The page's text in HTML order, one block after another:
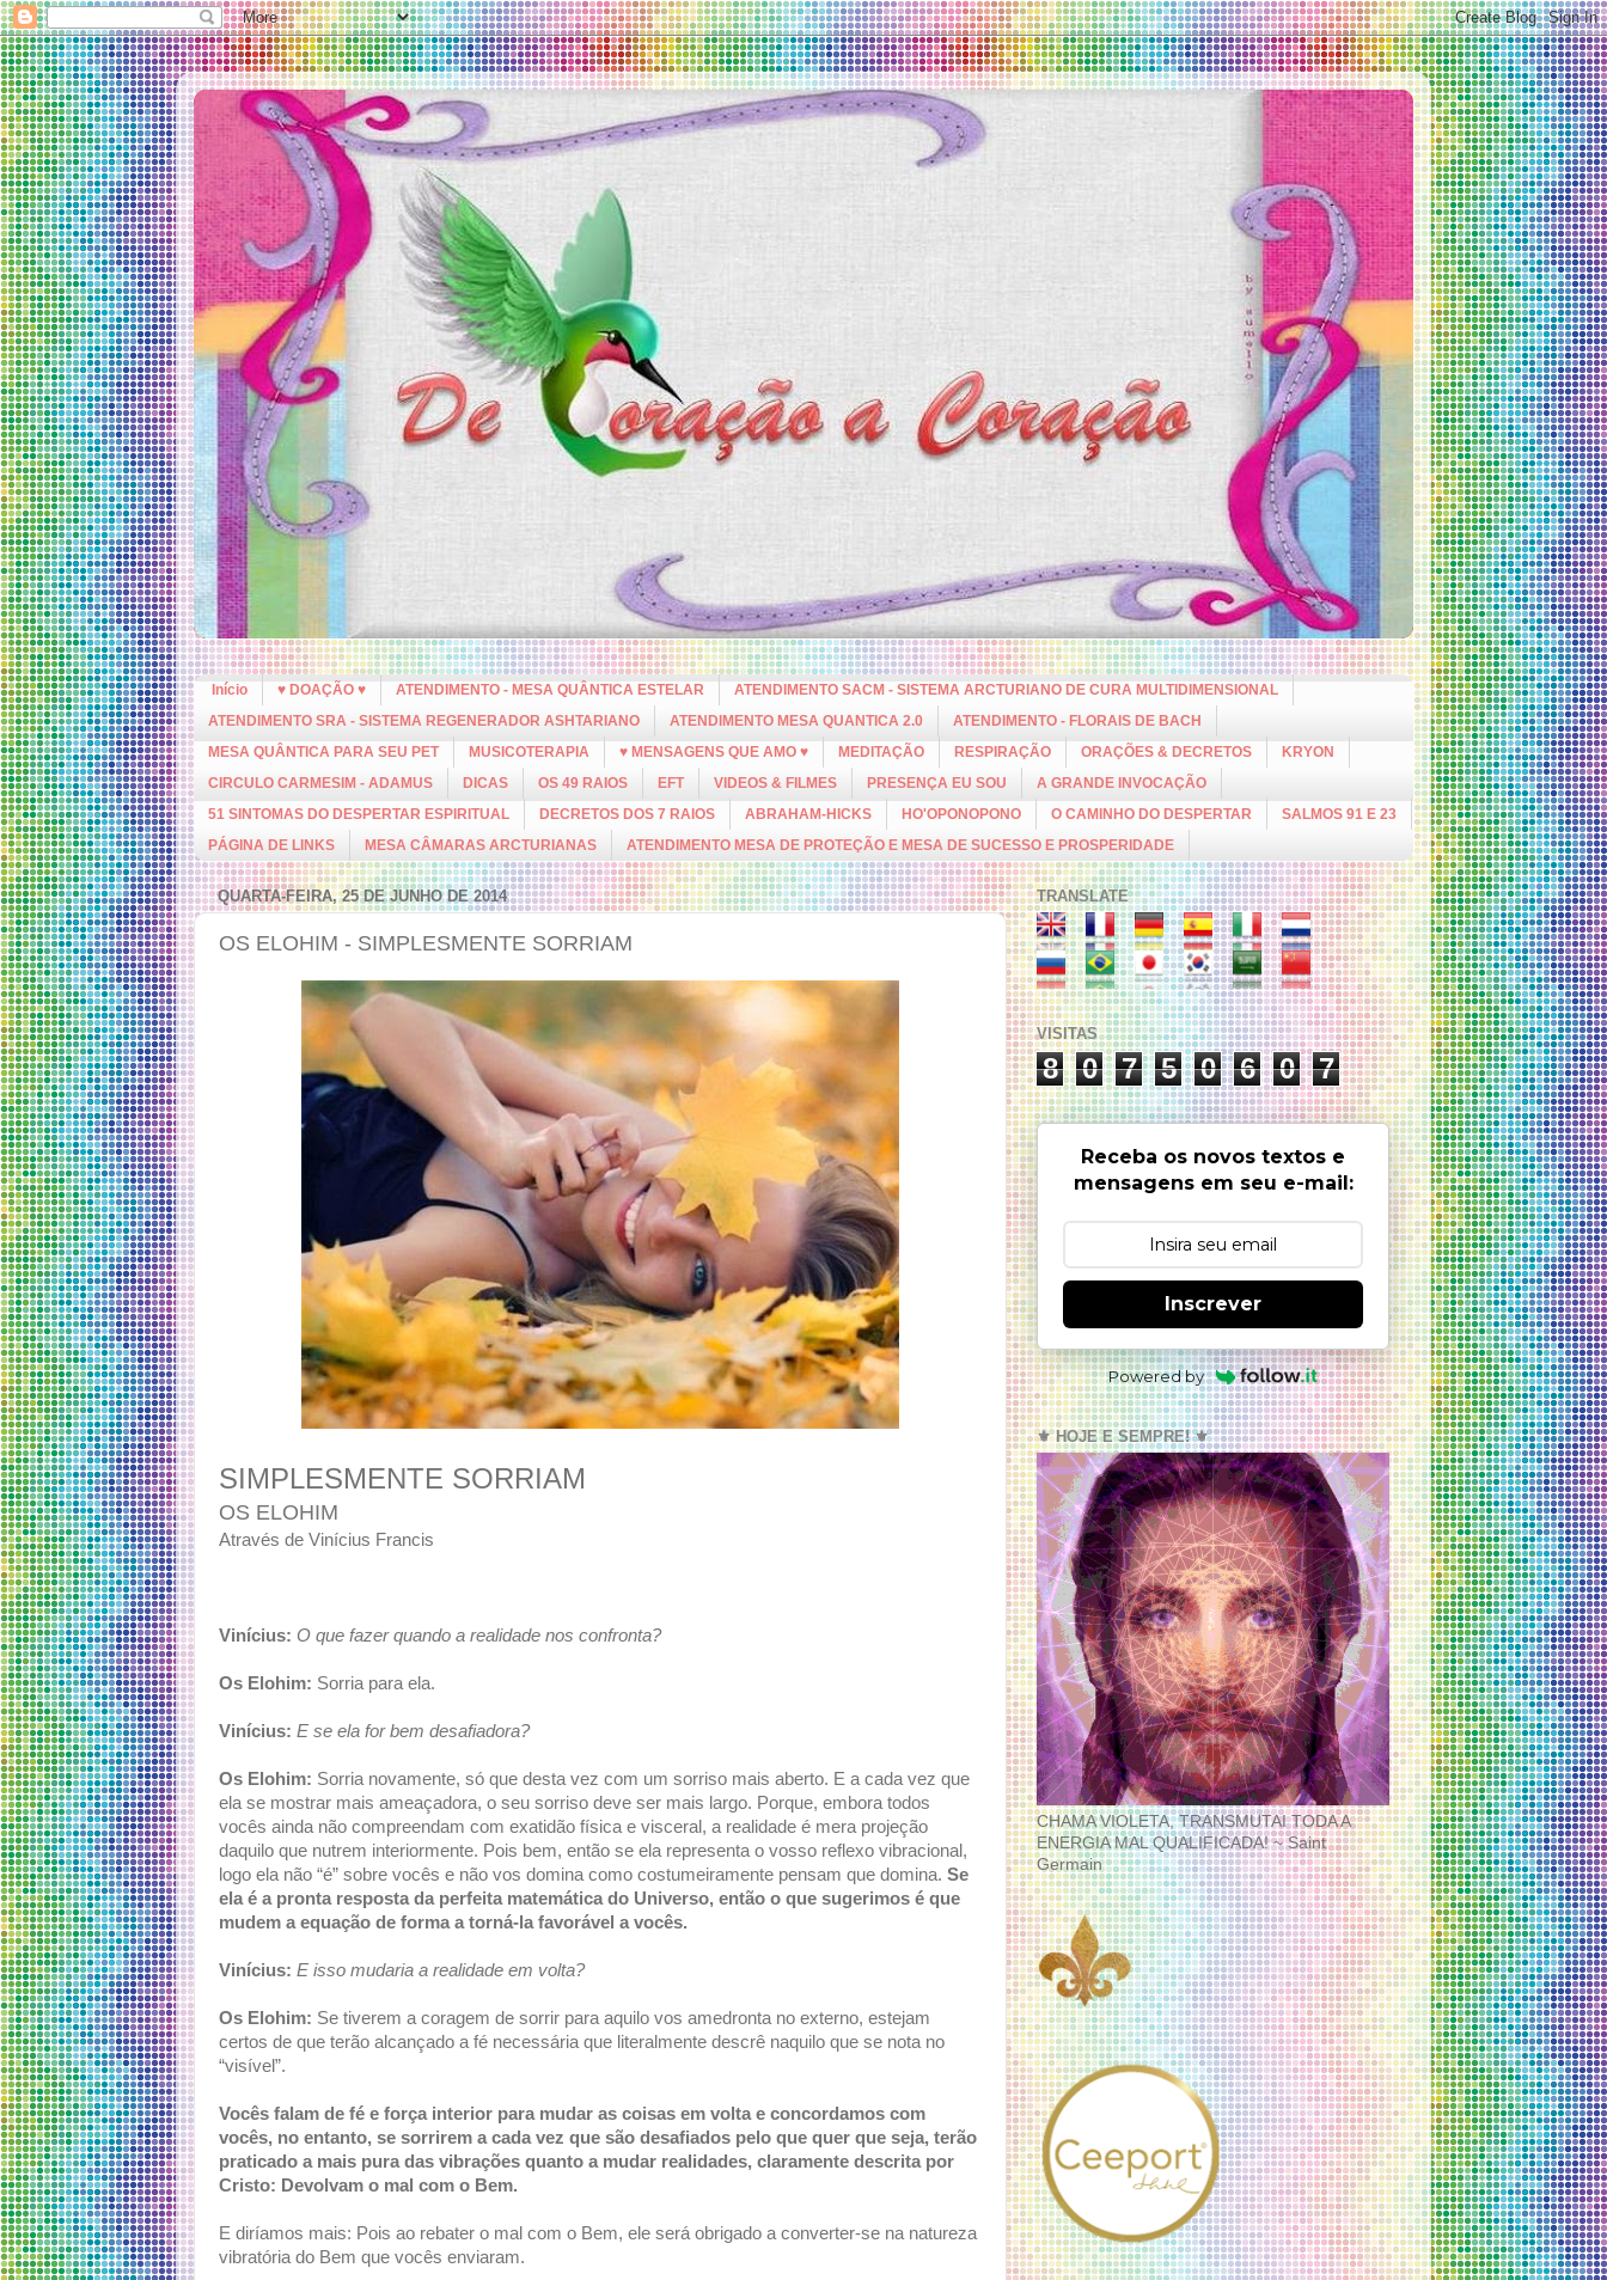
Início ♥ DOAÇÃO ♥ ATENDIMENTO - MESA QUÂNTICA ESTELAR
ATENDIMENTO SACM - SISTEMA ARCTURIANO DE CURA MULTIDIMENSIONAL
ATENDIMENTO SRA - SISTEMA REGENERADOR ASHTARIANO
ATENDIMENTO MESA QUANTICA 2.0
ATENDIMENTO - FLORAIS DE BACH
MESA QUÂNTICA PARA SEU PET
MUSICOTERAPIA ♥ MENSAGENS QUE AMO ♥ MEDITAÇÃO RESPIRAÇÃO ORAÇÕES & DECRETOS
KRYON
CIRCULO CARMESIM - ADAMUS
DICAS OS 49 RAIOS EFT VIDEOS & FILMES PRESENÇA EU SOU
A GRANDE INVOCAÇÃO
51 SINTOMAS DO DESPERTAR ESPIRITUAL
DECRETOS DOS 7 RAIOS ABRAHAM-HICKS HO'OPONOPONO O CAMINHO DO DESPERTAR
SALMOS 91 E 23
PÁGINA DE LINKS
MESA CÂMARAS ARCTURIANAS ATENDIMENTO MESA DE PROTEÇÃO E MESA DE SUCESSO E PROSPERIDADE
QUARTA-FEIRA, 25 DE JUNHO DE 2014
OS ELOHIM - SIMPLESMENTE SORRIAM
SIMPLESMENTE SORRIAM
OS ELOHIM
Através de Vinícius Francis
Vinícius: O que fazer quando a realidade nos confronta?
Os Elohim: Sorria para ela.
Vinícius: E se ela for bem desafiadora?
Os Elohim: Sorria novamente, só que desta vez com um sorriso mais aberto. E a cada vez que
ela se mostrar mais ameaçadora, o seu sorriso deve ser mais largo. Porque, embora todos
vocês ainda não compreendam com exatidão física e visceral, a realidade é mera projeção
daquilo que nutrem interiormente. Pois bem, então se ela representa o vosso reflexo vibracional,
logo ela não “é” sobre vocês e não vos domina como costumeiramente pensam que domina. Se
ela é a pronta resposta da perfeita matemática do Universo, então o que sugerimos é que
mudem a equação de forma a torná-la favorável a vocês.
Vinícius: E isso mudaria a realidade em volta?
Os Elohim: Se tiverem a coragem de sorrir para aquilo vos amedronta no externo, estejam
certos de que terão alcançado a fé necessária que literalmente descrê naquilo que se nota no
“visível”.
Vocês falam de fé e força interior para mudar as coisas em volta e concordamos com
vocês, no entanto, se sorrirem a cada vez que são desafiados pelo que quer que seja, terão
praticado a mais pura das vibrações quanto a mudar realidades, claramente descrita por
Cristo: Devolvam o mal com o Bem.
E diríamos mais: Pois ao rebater o mal com o Bem, ele será obrigado a converter-se na natureza
vibratória do Bem que vocês enviaram.
TRANSLATE
VISITAS
8 0 7 5 0 6 0 7
Receba os novos textos e
mensagens em seu e-mail:
Inscrever
Powered by
⚜️ HOJE E SEMPRE! ⚜️
CHAMA VIOLETA, TRANSMUTAI TODA A
ENERGIA MAL QUALIFICADA! ~ Saint
Germain